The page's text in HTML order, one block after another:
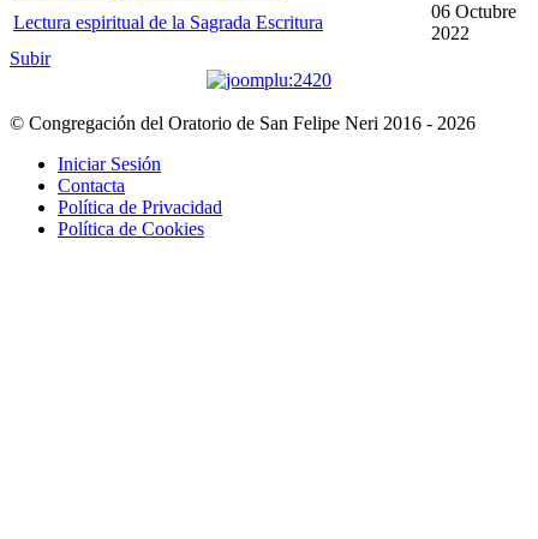
Lectura espiritual de la Sagrada Escritura
06 Octubre
2022
Subir
© Congregación del Oratorio de San Felipe Neri 2016 - 2026
Iniciar Sesión
Contacta
Política de Privacidad
Política de Cookies